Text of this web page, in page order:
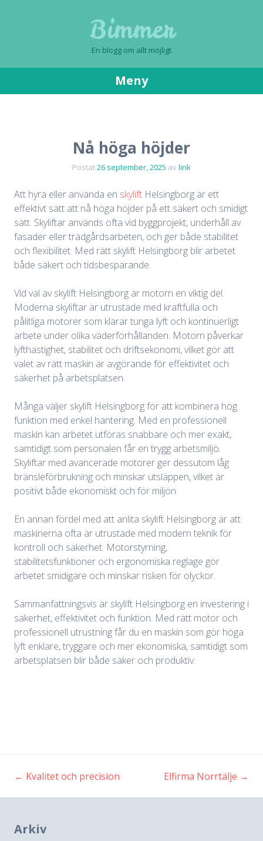
Bimmer
En blogg om allt möjligt
Meny
Nå höga höjder
Postat26 september, 2025 avlink
Att hyra eller använda en skylift Helsingborg är ett
effektivt sätt att nå höga höjder på ett säkert och smidigt
sätt. Skyliftar används ofta vid byggprojekt, underhåll av
fasader eller trädgårdsarbeten, och ger både stabilitet
och flexibilitet. Med rätt skylift Helsingborg blir arbetet
både säkert och tidsbesparande.
Vid val av skylift Helsingborg är motorn en viktig del.
Moderna skyliftar är utrustade med kraftfulla och
pålitliga motorer som klarar tunga lyft och kontinuerligt
arbete under olika väderförhållanden. Motorn påverkar
lyfthastighet, stabilitet och driftsekonomi, vilket gör att
valet av rätt maskin är avgörande för effektivitet och
säkerhet på arbetsplatsen.
Många väljer skylift Helsingborg för att kombinera hög
funktion med enkel hantering. Med en professionell
maskin kan arbetet utföras snabbare och mer exakt,
samtidigt som personalen får en trygg arbetsmiljö.
Skyliftar med avancerade motorer ger dessutom låg
bränsleförbrukning och minskar utsläppen, vilket är
positivt både ekonomiskt och för miljön.
En annan fördel med att anlita skylift Helsingborg är att
maskinerna ofta är utrustade med modern teknik för
kontroll och säkerhet. Motorstyrning,
stabilitetsfunktioner och ergonomiska reglage gör
arbetet smidigare och minskar risken för olyckor.
Sammanfattningsvis är skylift Helsingborg en investering i
säkerhet, effektivitet och funktion. Med rätt motor och
professionell utrustning får du en maskin som gör höga
lyft enklare, tryggare och mer ekonomiska, samtidigt som
arbetsplatsen blir både säker och produktiv.
Inläggsnavigering
← Kvalitet och precision Elfirma Norrtälje →
Arkiv